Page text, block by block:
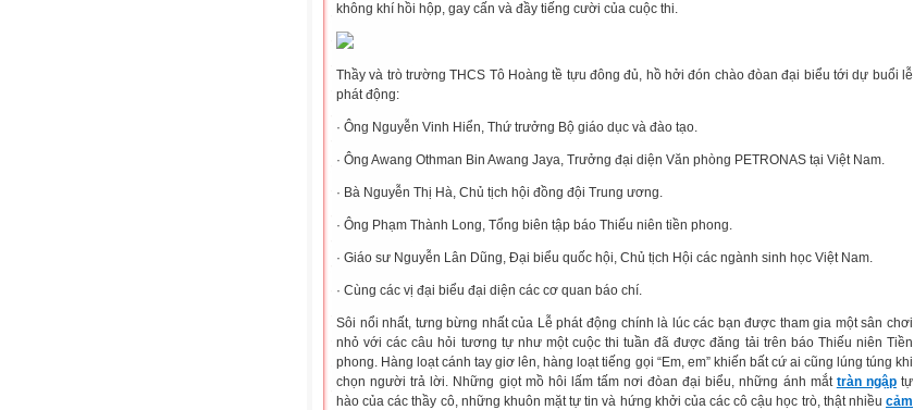
không khí hồi hộp, gay cấn và đầy tiếng cười của cuộc thi.
Thầy và trò trường THCS Tô Hoàng tề tựu đông đủ, hồ hởi đón chào đòan đại biểu tới dự buổi lễ
phát động:
· Ông Nguyễn Vinh Hiển, Thứ trưởng Bộ giáo dục và đào tạo.
· Ông Awang Othman Bin Awang Jaya, Trưởng đại diện Văn phòng PETRONAS tại Việt Nam.
· Bà Nguyễn Thị Hà, Chủ tịch hội đồng đội Trung ương.
· Ông Phạm Thành Long, Tổng biên tập báo Thiếu niên tiền phong.
· Giáo sư Nguyễn Lân Dũng, Đại biểu quốc hội, Chủ tịch Hội các ngành sinh học Việt Nam.
· Cùng các vị đại biểu đại diện các cơ quan báo chí.
Sôi nổi nhất, tưng bừng nhất của Lễ phát động chính là lúc các bạn được tham gia một sân chơi
nhỏ với các câu hỏi tương tự như một cuộc thi tuần đã được đăng tải trên báo Thiếu niên Tiền
phong. Hàng loạt cánh tay giơ lên, hàng loạt tiếng gọi “Em, em” khiến bất cứ ai cũng lúng túng khi
chọn người trả lời. Những giọt mồ hôi lấm tấm nơi đòan đại biểu, những ánh mắt tràn ngậptự
hào của các thầy cô, những khuôn mặt tự tin và hứng khởi của các cô cậu học trò, thật nhiều cảm